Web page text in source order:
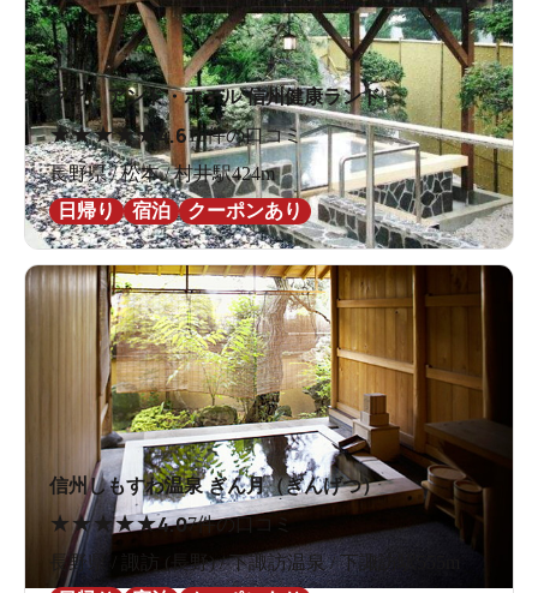
クア・アンド・ホテル 信州健康ランド
★★★★★4.616件の口コミ
長野県 / 松本 / 村井駅424m
日帰り
宿泊 クーポンあり
信州しもすわ温泉 ぎん月（ぎんげつ）
★★★★★4.07件の口コミ
長野県 / 諏訪 (長野) / 下諏訪温泉 / 下諏訪駅555m